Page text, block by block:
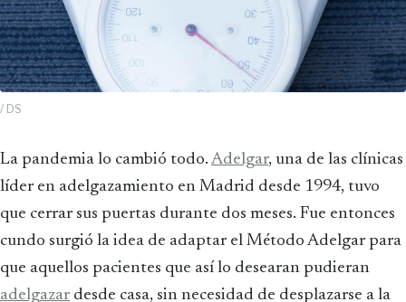
/ DS
La pandemia lo cambió todo. Adelgar, una de las clínicas
líder en adelgazamiento en Madrid desde 1994, tuvo
que cerrar sus puertas durante dos meses. Fue entonces
cundo surgió la idea de adaptar el Método Adelgar para
que aquellos pacientes que así lo desearan pudieran
adelgazar desde casa, sin necesidad de desplazarse a la